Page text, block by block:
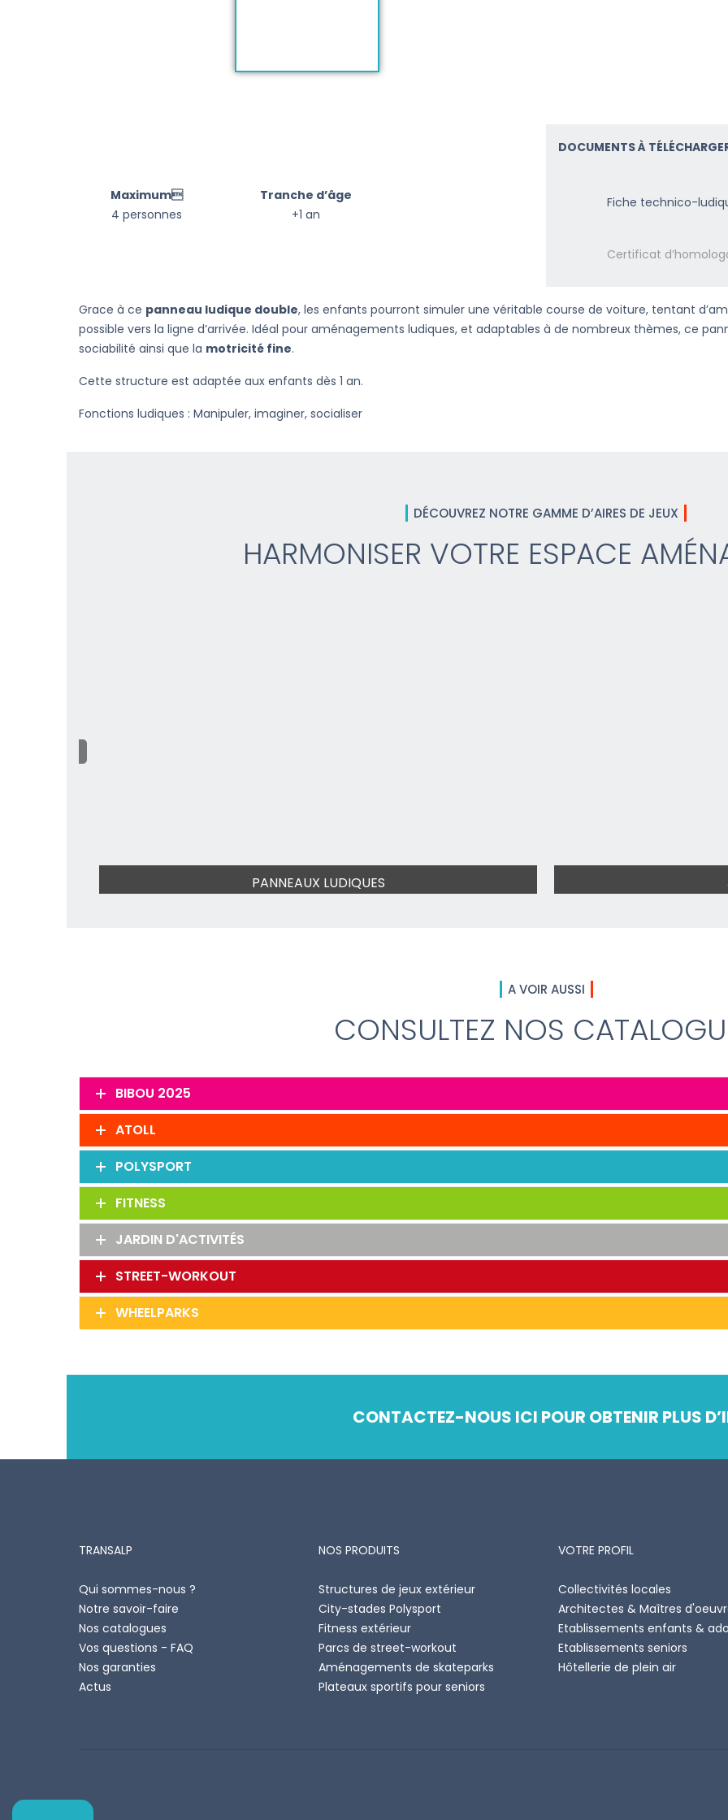
Maximum
4 personnes
Tranche d’âge
+1 an
DOCUMENTS À
Fiche technico-
Certificat
Grace à ce panneau ludique double, les enfants pourront simuler une véritable course de voiture, tentant
possible vers la ligne d’arrivée. Idéal pour aménagements ludiques, et adaptables à de nombreux thèmes, ce
sociabilité ainsi que la motricité fine.
Cette structure est adaptée aux enfants dès 1 an.
Fonctions ludiques : Manipuler, imaginer, socialiser
DÉCOUVREZ NOTRE GAMME D’AIRES DE JEUX
HARMONISER VOTRE ESPACE
PANNEAUX LUDIQUES
A VOIR AUSSI
CONSULTEZ NOS
BIBOU 2025
ATOLL
POLYSPORT
FITNESS
JARDIN D'ACTIVITÉS
STREET-WORKOUT
WHEELPARKS
CONTACTEZ-NOUS ICI POUR OBTENIR PLUS
TRANSALP
Qui sommes-nous ?
Notre savoir-faire
Nos catalogues
Vos questions - FAQ
Nos garanties
Actus
NOS PRODUITS
Structures de jeux extérieur
City-stades Polysport
Fitness extérieur
Parcs de street-workout
Aménagements de skateparks
Plateaux sportifs pour seniors
VOTRE PROFIL
Collectivités locales
Architectes & Maîtres
Etablissements enfants &
Etablissements seniors
Hôtellerie de plein air